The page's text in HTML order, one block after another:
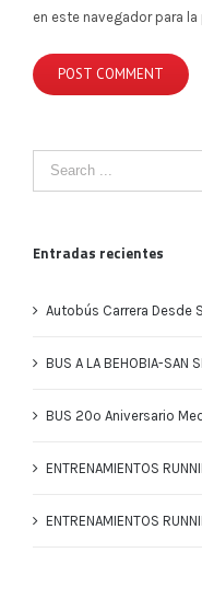
en este navegador para
Entradas recientes
Autobús Carrera Desde
BUS A LA BEHOBIA-SAN
BUS 20º Aniversario
ENTRENAMIENTOS
ENTRENAMIENTOS